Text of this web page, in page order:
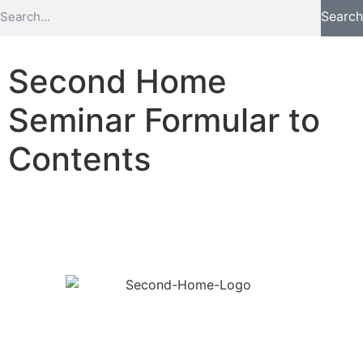
Search
Second Home
Seminar Formular to
Contents